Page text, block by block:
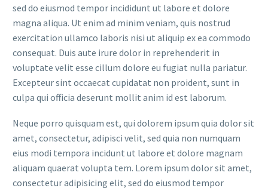
sed do eiusmod tempor incididunt ut labore et dolore
magna aliqua. Ut enim ad minim veniam, quis nostrud
exercitation ullamco laboris nisi ut aliquip ex ea commodo
consequat. Duis aute irure dolor in reprehenderit in
voluptate velit esse cillum dolore eu fugiat nulla pariatur.
Excepteur sint occaecat cupidatat non proident, sunt in
culpa qui officia deserunt mollit anim id est laborum.
Neque porro quisquam est, qui dolorem ipsum quia dolor sit
amet, consectetur, adipisci velit, sed quia non numquam
eius modi tempora incidunt ut labore et dolore magnam
aliquam quaerat volupta tem. Lorem ipsum dolor sit amet,
consectetur adipisicing elit, sed do eiusmod tempor